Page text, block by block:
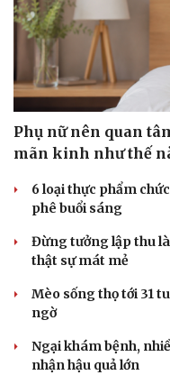
Phụ nữ nên quan
mãn kinh như thế
6 loại thực phẩm
phê buổi sáng
Đừng tưởng lập thu
thật sự mát mẻ
Mèo sống thọ tới 31
ngờ
Ngại khám bệnh,
nhận hậu quả lớn